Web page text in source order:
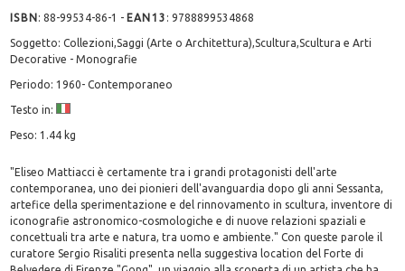
ISBN:88-99534-86-1 - EAN13 :9788899534868
Soggetto: Collezioni,Saggi (Arte o Architettura),Scultura,Scultura e Arti
Decorative - Monografie
Periodo: 1960- Contemporaneo
Testo in:
Peso: 1.44 kg
"Eliseo Mattiacci è certamente tra i grandi protagonisti dell'arte
contemporanea, uno dei pionieri dell'avanguardia dopo gli anni Sessanta,
artefice della sperimentazione e del rinnovamento in scultura, inventore di
iconografie astronomico-cosmologiche e di nuove relazioni spaziali e
concettuali tra arte e natura, tra uomo e ambiente." Con queste parole il
curatore Sergio Risaliti presenta nella suggestiva location del Forte di